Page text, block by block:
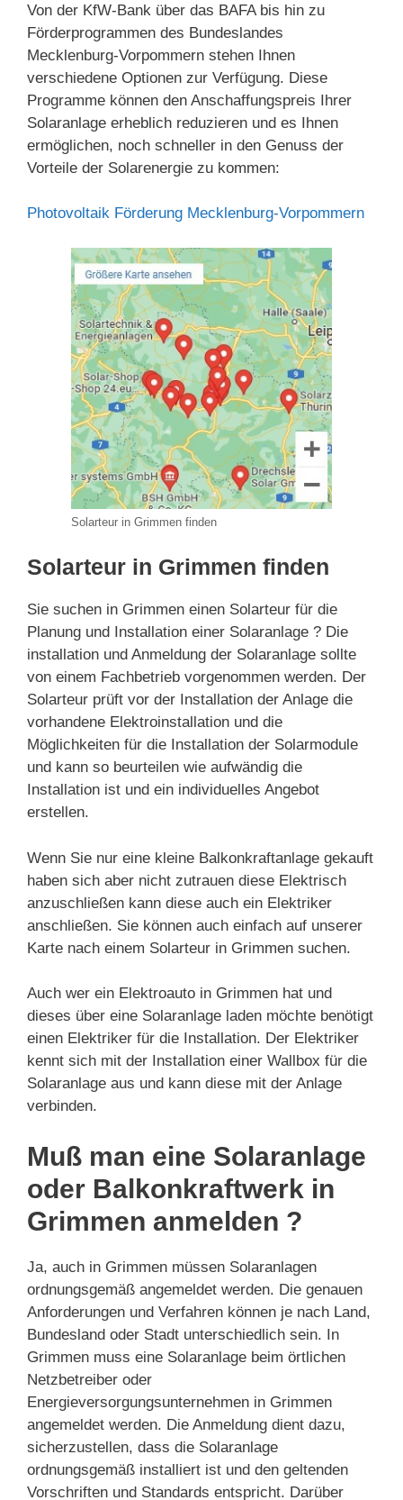
Von der KfW-Bank über das BAFA bis hin zu
Förderprogrammen des Bundeslandes
Mecklenburg-Vorpommern stehen Ihnen
verschiedene Optionen zur Verfügung. Diese
Programme können den Anschaffungspreis Ihrer
Solaranlage erheblich reduzieren und es Ihnen
ermöglichen, noch schneller in den Genuss der
Vorteile der Solarenergie zu kommen:
Photovoltaik Förderung Mecklenburg-Vorpommern
Solarteur in Grimmen finden
Solarteur in Grimmen finden
Sie suchen in Grimmen einen Solarteur für die
Planung und Installation einer Solaranlage ? Die
installation und Anmeldung der Solaranlage sollte
von einem Fachbetrieb vorgenommen werden. Der
Solarteur prüft vor der Installation der Anlage die
vorhandene Elektroinstallation und die
Möglichkeiten für die Installation der Solarmodule
und kann so beurteilen wie aufwändig die
Installation ist und ein individuelles Angebot
erstellen.
Wenn Sie nur eine kleine Balkonkraftanlage gekauft
haben sich aber nicht zutrauen diese Elektrisch
anzuschließen kann diese auch ein Elektriker
anschließen. Sie können auch einfach auf unserer
Karte nach einem Solarteur in Grimmen suchen.
Auch wer ein Elektroauto in Grimmen hat und
dieses über eine Solaranlage laden möchte benötigt
einen Elektriker für die Installation. Der Elektriker
kennt sich mit der Installation einer Wallbox für die
Solaranlage aus und kann diese mit der Anlage
verbinden.
Muß man eine Solaranlage
oder Balkonkraftwerk in
Grimmen anmelden ?
Ja, auch in Grimmen müssen Solaranlagen
ordnungsgemäß angemeldet werden. Die genauen
Anforderungen und Verfahren können je nach Land,
Bundesland oder Stadt unterschiedlich sein. In
Grimmen muss eine Solaranlage beim örtlichen
Netzbetreiber oder
Energieversorgungsunternehmen in Grimmen
angemeldet werden. Die Anmeldung dient dazu,
sicherzustellen, dass die Solaranlage
ordnungsgemäß installiert ist und den geltenden
Vorschriften und Standards entspricht. Darüber